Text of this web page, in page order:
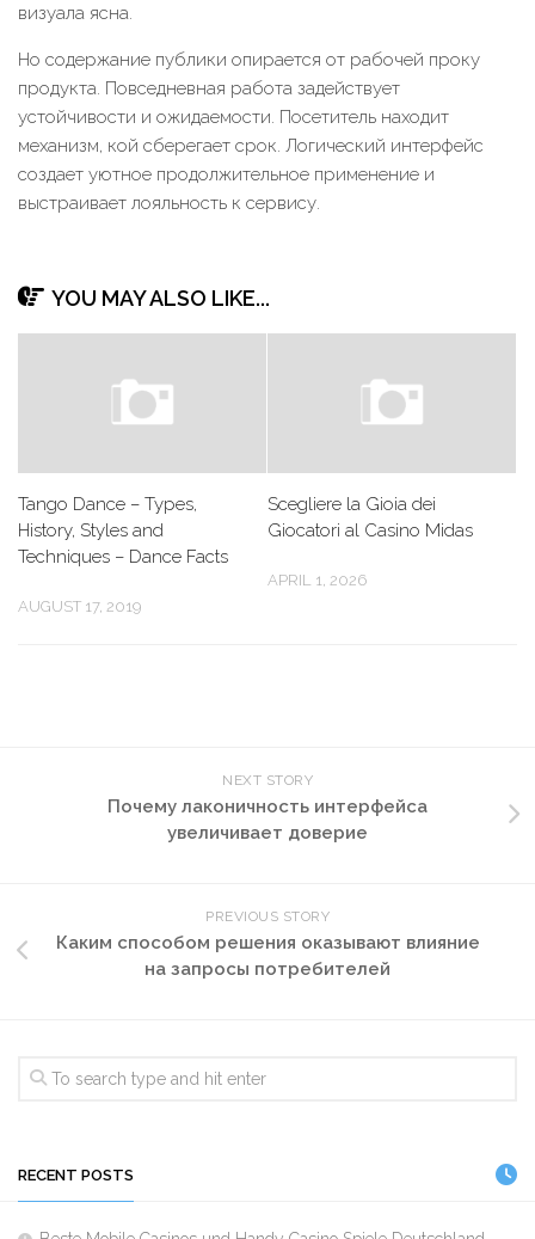
визуала ясна.
Но содержание публики опирается от рабочей проку
продукта. Повседневная работа задействует
устойчивости и ожидаемости. Посетитель находит
механизм, кой сберегает срок. Логический интерфейс
создает уютное продолжительное применение и
выстраивает лояльность к сервису.
YOU MAY ALSO LIKE...
Tango Dance – Types,
History, Styles and
Techniques – Dance Facts
AUGUST 17, 2019
Scegliere la Gioia dei
Giocatori al Casino Midas
APRIL 1, 2026
NEXT STORY
Почему лаконичность интерфейса
увеличивает доверие
PREVIOUS STORY
Каким способом решения оказывают влияние
на запросы потребителей
RECENT POSTS